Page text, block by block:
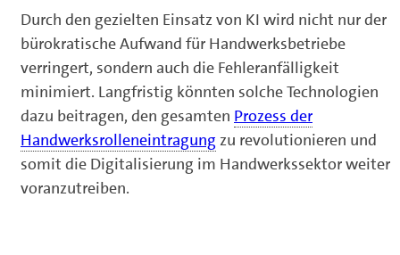
Durch den gezielten Einsatz von KI wird nicht nur der
bürokratische Aufwand für Handwerksbetriebe
verringert, sondern auch die Fehleranfälligkeit
minimiert. Langfristig könnten solche Technologien
dazu beitragen, den gesamten Prozess der
Handwerksrolleneintragung zu revolutionieren und
somit die Digitalisierung im Handwerkssektor weiter
voranzutreiben.